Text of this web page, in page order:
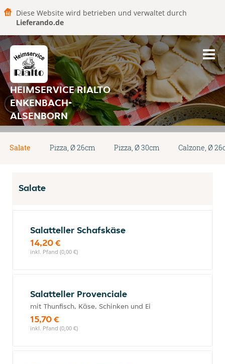
Diese Website wird betrieben und verwaltet durch
Lieferando.de
HEIMSERVICE RIALTO
ENKENBACH-
ALSENBORN
Salate Pizza, Ø 26cm Pizza, Ø 30cm Calzone, Ø
Salate
Salatteller Schafskäse
14,20 €
inkl. Pfand (0,00 €)
Salatteller Provenciale
mit Thunfisch, Käse, Schinken und Ei
15,70 €
inkl. Pfand (0,00 €)